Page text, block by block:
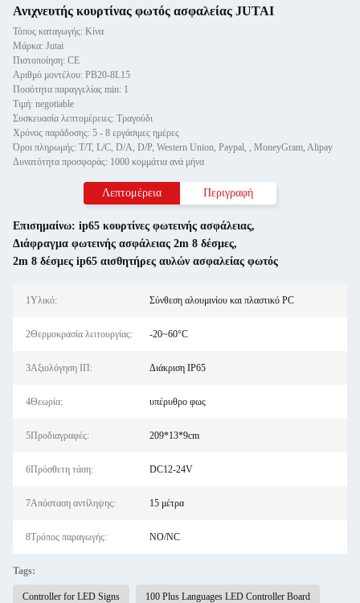
Ανιχνευτής κουρτίνας φωτός ασφαλείας JUTAI
Τόπος καταγωγής: Κίνα
Μάρκα: Jutai
Πιστοποίηση: CE
Αριθμό μοντέλου: PB20-8L15
Ποσότητα παραγγελίας min: 1
Τιμή: negotiable
Συσκευασία λεπτομέρειες: Τραγούδι
Χρόνος παράδοσης: 5 - 8 εργάσιμες ημέρες
Όροι πληρωμής: T/T, L/C, D/A, D/P, Western Union, Paypal, , MoneyGram, Alipay
Δυνατότητα προσφοράς: 1000 κομμάτια ανά μήνα
Λεπτομέρεια Περιγραφή
Επισημαίνω: ip65 κουρτίνες φωτεινής ασφάλειας,
Διάφραγμα φωτεινής ασφάλειας 2m 8 δέσμες,
2m 8 δέσμες ip65 αισθητήρες αυλών ασφαλείας φωτός
1Υλικό: Σύνθεση αλουμινίου και πλαστικό PC
2Θερμοκρασία λειτουργίας: -20~60°C
3Αξιολόγηση ΙΠ: Διάκριση IP65
4Θεωρία: υπέρυθρο φως
5Προδιαγραφές: 209*13*9cm
6Πρόσθετη τάση: DC12-24V
7Απόσταση αντίληψης: 15 μέτρα
8Τρόπος παραγωγής: NO/NC
Tags:
Controller for LED Signs 100 Plus Languages LED Controller Board